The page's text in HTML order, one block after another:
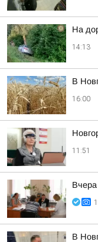
На
14:13
В
16:00
11:51
В